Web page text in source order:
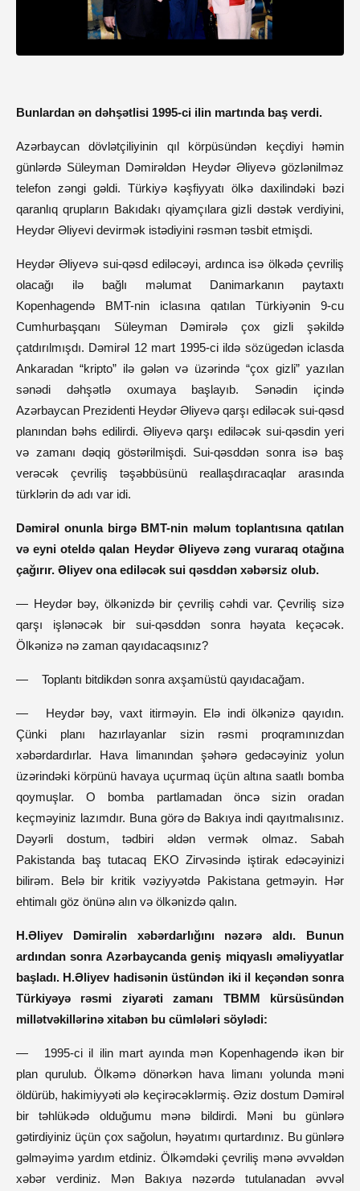
Bunlardan ən dəhşətlisi 1995-ci ilin martında baş verdi.
Azərbaycan dövlətçiliyinin qıl körpüsündən keçdiyi həmin
günlərdə Süleyman Dəmirəldən Heydər Əliyevə gözlənilməz
telefon zəngi gəldi. Türkiyə kəşfiyyatı ölkə daxilindəki bəzi
qaranlıq qrupların Bakıdakı qiyamçılara gizli dəstək verdiyini,
Heydər Əliyevi devirmək istədiyini rəsmən təsbit etmişdi.
Heydər Əliyevə sui-qəsd ediləcəyi, ardınca isə ölkədə çevriliş
olacağı ilə bağlı məlumat Danimarkanın paytaxtı
Kopenhagendə BMT-nin iclasına qatılan Türkiyənin 9-cu
Cumhurbaşqanı Süleyman Dəmirələ çox gizli şəkildə
çatdırılmışdı. Dəmirəl 12 mart 1995-ci ildə sözügedən iclasda
Ankaradan “kripto” ilə gələn və üzərində “çox gizli” yazılan
sənədi dəhşətlə oxumaya başlayıb. Sənədin içində
Azərbaycan Prezidenti Heydər Əliyevə qarşı ediləcək sui-qəsd
planından bəhs edilirdi. Əliyevə qarşı ediləcək sui-qəsdin yeri
və zamanı dəqiq göstərilmişdi. Sui-qəsddən sonra isə baş
verəcək çevriliş təşəbbüsünü reallaşdıracaqlar arasında
türklərin də adı var idi.
Dəmirəl onunla birgə BMT-nin məlum toplantısına qatılan
və eyni oteldə qalan Heydər Əliyevə zəng vuraraq otağına
çağırır. Əliyev ona ediləcək sui qəsddən xəbərsiz olub.
— Heydər bəy, ölkənizdə bir çevriliş cəhdi var. Çevriliş sizə
qarşı işlənəcək bir sui-qəsddən sonra həyata keçəcək.
Ölkənizə nə zaman qayıdacaqsınız?
— Toplantı bitdikdən sonra axşamüstü qayıdacağam.
—
Heydər bəy, vaxt itirməyin. Elə indi ölkənizə qayıdın.
Çünki planı hazırlayanlar sizin rəsmi proqramınızdan
xəbərdardırlar. Hava limanından şəhərə gedəcəyiniz yolun
üzərindəki körpünü havaya uçurmaq üçün altına saatlı bomba
qoymuşlar. O bomba partlamadan öncə sizin oradan
keçməyiniz lazımdır. Buna görə də Bakıya indi qayıtmalısınız.
Dəyərli dostum, tədbiri əldən vermək olmaz. Sabah
Pakistanda baş tutacaq EKO Zirvəsində iştirak edəcəyinizi
bilirəm. Belə bir kritik vəziyyətdə Pakistana getməyin. Hər
ehtimalı göz önünə alın və ölkənizdə qalın.
H.Əliyev Dəmirəlin xəbərdarlığını nəzərə aldı. Bunun
ardından sonra Azərbaycanda geniş miqyaslı əməliyyatlar
başladı. H.Əliyev hadisənin üstündən iki il keçəndən sonra
Türkiyəyə rəsmi ziyarəti zamanı TBMM kürsüsündən
millətvəkillərinə xitabən bu cümlələri söylədi:
—
1995-ci il ilin mart ayında mən Kopenhagendə ikən bir
plan qurulub. Ölkəmə dönərkən hava limanı yolunda məni
öldürüb, hakimiyyəti ələ keçirəcəklərmiş. Əziz dostum Dəmirəl
bir təhlükədə olduğumu mənə bildirdi. Məni bu günlərə
gətirdiyiniz üçün çox sağolun, həyatımı qurtardınız. Bu günlərə
gəlməyimə yardım etdiniz. Ölkəmdəki çevriliş mənə əvvəldən
xəbər verdiniz. Mən Bakıya nəzərdə tutulanadan əvvəl